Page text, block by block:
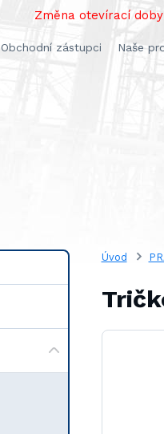
Změna otevírací
Obchodní zástupci Naše
Úvod